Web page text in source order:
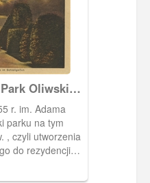
Oliwski
r. im. Adama
parku na tym
, czyli utworzenia
do rezydencji